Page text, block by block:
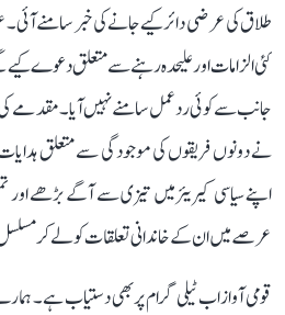
طلاق کی عرضی دائر کیے جانے کی خبر سامنے
کئی الزامات اور علیحدہ رہنے سے متعلق دعوے
جانب سے کوئی ردعمل سامنے نہیں آیا۔ مقدمے کی
نے دونوں فریقوں کی موجودگی سے متعلق
اپنے سیاسی کیریئر میں تیزی سے آگے بڑھے
عرصے میں ان کے خاندانی تعلقات کو لے کر
قومی آواز اب ٹیلی گرام پر بھی دستیاب ہے۔